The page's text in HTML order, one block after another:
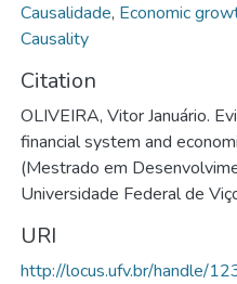
Causalidade, Economic
Causality
Citation
OLIVEIRA, Vitor Januário.
financial system and
(Mestrado em
Universidade Federal de
URI
http://locus.ufv.br/handle/